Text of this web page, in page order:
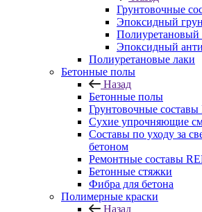
Грунтовочные
Эпоксидный
Полиуретановый
Эпоксидный
Полиуретановые лаки
Бетонные полы
Назад
Бетонные полы
Грунтовочные
Сухие упрочняющие
Составы по уходу за
бетоном
Ремонтные составы
Бетонные стяжки
Фибра для бетона
Полимерные краски
Назад